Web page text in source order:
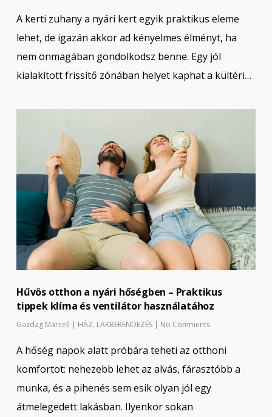
A kerti zuhany a nyári kert egyik praktikus eleme
lehet, de igazán akkor ad kényelmes élményt, ha
nem önmagában gondolkodsz benne. Egy jól
kialakított frissítő zónában helyet kaphat a kültéri…
Hűvös otthon a nyári hőségben – Praktikus
tippek klíma és ventilátor használatához
Gazdag Marcell | HÁZ, LAKBERENDEZÉS | No Comments
A hőség napok alatt próbára teheti az otthoni
komfortot: nehezebb lehet az alvás, fárasztóbb a
munka, és a pihenés sem esik olyan jól egy
átmelegedett lakásban. Ilyenkor sokan